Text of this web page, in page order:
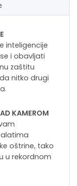
inteligencije
i obavljati
zaštitu
nitko drugi
KAMEROM
oštrine, tako
u rekordnom